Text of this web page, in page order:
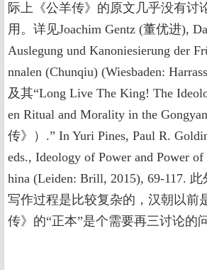
际上《公羊传》的原文几乎没有讨
用。详见Joachim Gentz (董优进),
Auslegung und Kanoniesierung der
nnalen (Chunqiu) (Wiesbaden:
及其“Long Live The King! The
en Ritual and Morality in the
传》）.” In Yuri Pines, Paul R.
eds., Ideology of Power and Power
hina (Leiden: Brill, 2015), 69-117.
写作过程是比较复杂的，汉朝以前
传》的“正本”是个需要再三讨论的